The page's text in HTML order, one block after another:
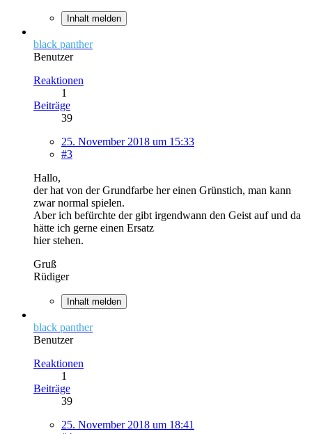
Inhalt melden
black panther
Benutzer
Reaktionen
1
Beiträge
39
25. November 2018 um 15:33
#3
Hallo,
der hat von der Grundfarbe her einen Grünstich, man kann
zwar normal spielen.
Aber ich befürchte der gibt irgendwann den Geist auf und da
hätte ich gerne einen Ersatz
hier stehen.
Gruß
Rüdiger
Inhalt melden
black panther
Benutzer
Reaktionen
1
Beiträge
39
25. November 2018 um 18:41